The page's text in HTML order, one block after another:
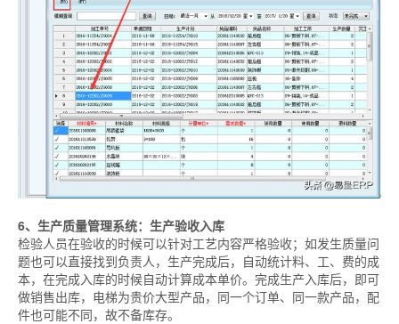
6、生产质量管理系统：生产验收入库
检验人员在验收的时候可以针对工艺内容严格验收；如发生质量问
题也可以直接找到负责人，生产完成后，自动统计料、工、费的成
本，在完成入库的时候自动计算成本单价。完成生产入库后，即可
做销售出库，电梯为贵价大型产品，同一个订单、同一款产品，配
件也可能不同，故不备库存。